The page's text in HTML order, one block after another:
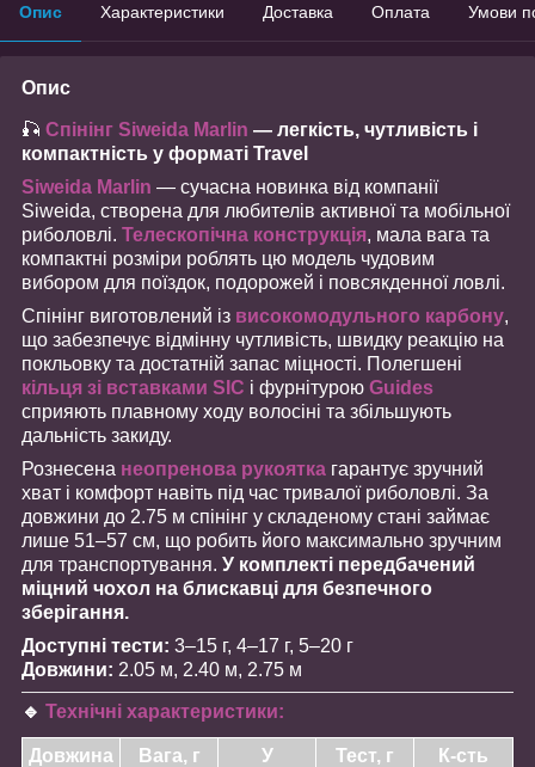
Опис Характеристики Доставка Оплата Умови
Опис
🎣 Спінінг Siweida Marlin — легкість, чутливість і
компактність у форматі Travel
Siweida Marlin — сучасна новинка від компанії
Siweida, створена для любителів активної та мобільної
риболовлі. Телескопічна конструкція, мала вага та
компактні розміри роблять цю модель чудовим
вибором для поїздок, подорожей і повсякденної ловлі.
Спінінг виготовлений із високомодульного карбону,
що забезпечує відмінну чутливість, швидку реакцію на
покльовку та достатній запас міцності. Полегшені
кільця зі вставками SIC і фурнітурою Guides
сприяють плавному ходу волосіні та збільшують
дальність закиду.
Рознесена неопренова рукоятка гарантує зручний
хват і комфорт навіть під час тривалої риболовлі. За
довжини до 2.75 м спінінг у складеному стані займає
лише 51–57 см, що робить його максимально зручним
для транспортування. У комплекті передбачений
міцний чохол на блискавці для безпечного
зберігання.
Доступні тести: 3–15 г, 4–17 г, 5–20 г
Довжини: 2.05 м, 2.40 м, 2.75 м
🔹 Технічні характеристики:
Довжина
Вага, г
У
Тест, г
К-сть